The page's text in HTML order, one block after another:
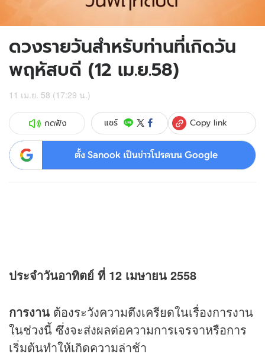
ดวงรายวันสำหรับท่านที่เกิดวัน
พฤหัสบดี (12 เม.ย.58)
11 เม.ย. 58 (17:29 น.)
กดฟัง แชร์ Copy link
ตั้ง Sanook เป็นข่าวโปรดบน Google
ประจำวันอาทิตย์ ที่ 12 เมษายน 2558
การงาน ต้องระวังความตึงเครียดในเรื่องการงาน
ในช่วงนี้ ซึ่งจะส่งผลต่อความการเจรจาหรือการ
เริ่มต้นทำให้เกิดความล่าช้า